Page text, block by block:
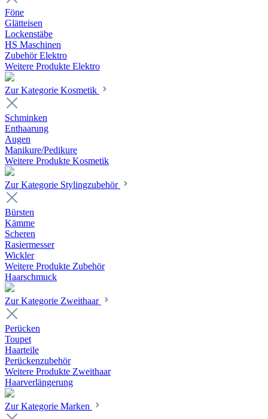
Föne
Glätteisen
Lockenstäbe
HS Maschinen
Zubehör Elektro
Weitere Produkte Elektro
Zur Kategorie Kosmetik
Schminken
Enthaarung
Augen
Manikure/Pedikure
Weitere Produkte Kosmetik
Zur Kategorie Stylingzubehör
Bürsten
Kämme
Scheren
Rasiermesser
Wickler
Weitere Produkte Zubehör
Haarschmuck
Zur Kategorie Zweithaar
Perücken
Toupet
Haarteile
Perückenzubehör
Weitere Produkte Zweithaar
Haarverlängerung
Zur Kategorie Marken